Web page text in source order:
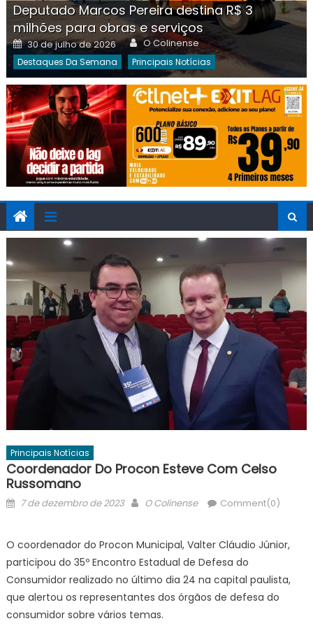
Deputado Marcos Pereira destina R$ 3
milhões para obras e serviços
Posted
on
30 de julho de 2026 Author
O Colinense
Destaques Da Semana Principais Notícias
Principais Notícias
Coordenador Do Procon Esteve Com Celso
Russomano
Posted
7 de dezembro de 2023 Author
O Colinense Comment(0)
O coordenador do Procon Municipal, Valter Cláudio Júnior,
participou do 35º Encontro Estadual de Defesa do
Consumidor realizado no último dia 24 na capital paulista,
que alertou os representantes dos órgãos de defesa do
consumidor sobre vários temas.